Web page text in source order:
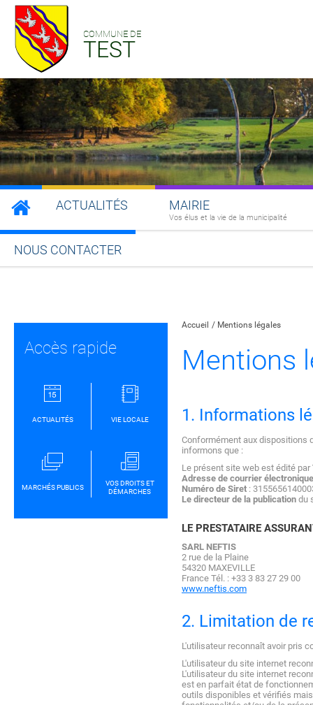
COMMUNE DE
TEST
ACTUALITÉS MAIRIE
Vos élus et la vie de la municipalité
NOUS CONTACTER
Accueil Mentions légales
Mentions
1. Informations
Conformément aux dispositions
informons que :
Le présent site web est édité par
Adresse de courrier électronique
Numéro de Siret :
Le directeur de la publication du
LE PRESTATAIRE
SARL NEFTIS
2 rue de la Plaine
54320 MAXEVILLE
France Tél. : +33 3 83 27 29 00
www.neftis.com
2. Limitation de
L'utilisateur reconnaît avoir pris
L'utilisateur du site internet
L'utilisateur du site internet
est en parfait état de
outils disponibles et vérifiés
Accès rapide
ACTUALITÉS VIE LOCALE
MARCHÉS PUBLICS
VOS DROITS ET
DÉMARCHES